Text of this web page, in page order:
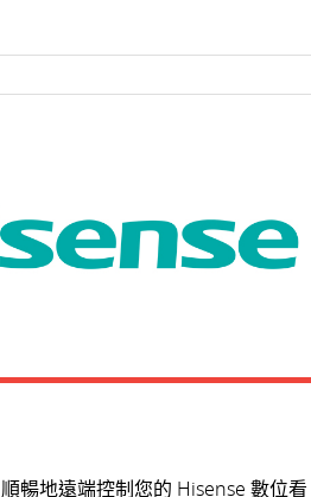
暢地遠端控制您的 Hisense 數位看